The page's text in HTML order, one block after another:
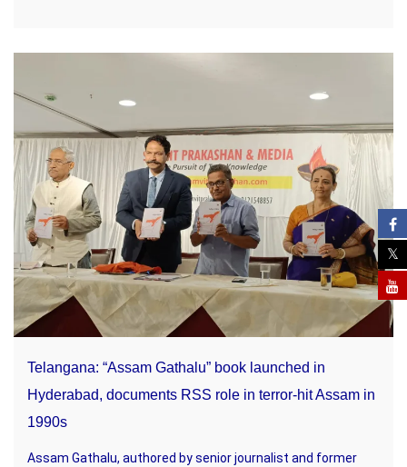
Telangana: “Assam Gathalu” book launched in
Hyderabad, documents RSS role in terror-hit Assam in
1990s
Assam Gathalu, authored by senior journalist and former